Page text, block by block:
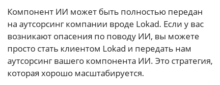
Компонент ИИ может быть полностью передан
на аутсорсинг компании вроде Lokad. Если у вас
возникают опасения по поводу ИИ, вы можете
просто стать клиентом Lokad и передать нам
аутсорсинг вашего компонента ИИ. Это стратегия,
которая хорошо масштабируется.